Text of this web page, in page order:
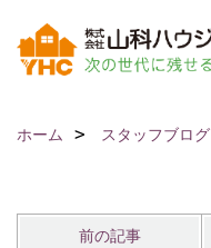
ホーム スタッフブログ
前の記事